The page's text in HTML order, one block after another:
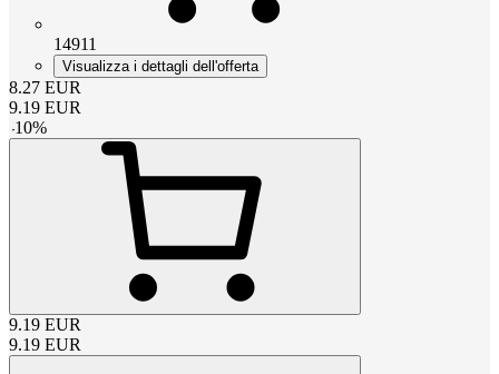
14911
Visualizza i dettagli dell'offerta
8.27 EUR
9.19 EUR
-10%
9.19 EUR
9.19 EUR